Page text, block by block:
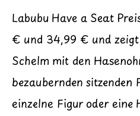
Labubu Have a Seat
€ und 34,99 € und zeigt
Schelm mit den
bezaubernden sitzenden
einzelne Figur oder eine